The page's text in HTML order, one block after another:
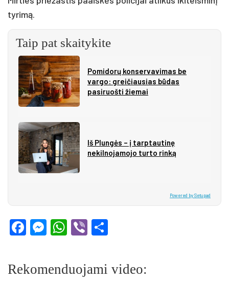
tyrimą.
Taip pat skaitykite
Pomidorų konservavimas be
vargo: greičiausias būdas
pasiruošti žiemai
Iš Plungės – į tarptautinę
nekilnojamojo turto rinką
Powered by Setupad
Facebook
Messenger
WhatsApp
Viber
Rekomenduojami video: